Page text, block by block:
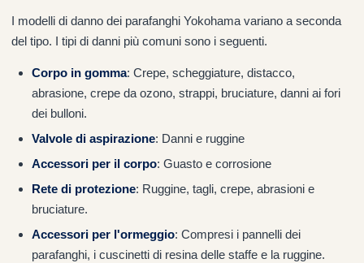
I modelli di danno dei parafanghi Yokohama variano a seconda
del tipo. I tipi di danni più comuni sono i seguenti.
Corpo in gomma: Crepe, scheggiature, distacco,
abrasione, crepe da ozono, strappi, bruciature, danni ai fori
dei bulloni.
Valvole di aspirazione: Danni e ruggine
Accessori per il corpo: Guasto e corrosione
Rete di protezione: Ruggine, tagli, crepe, abrasioni e
bruciature.
Accessori per l'ormeggio: Compresi i pannelli dei
parafanghi, i cuscinetti di resina delle staffe e la ruggine.